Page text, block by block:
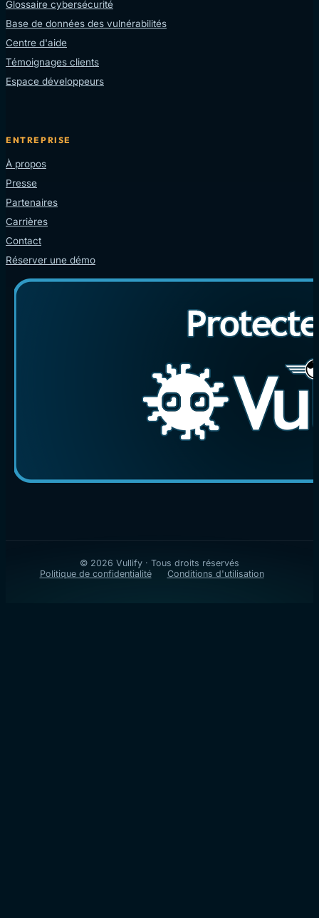
Glossaire cybersécurité
Base de données des vulnérabilités
Centre d'aide
Témoignages clients
Espace développeurs
ENTREPRISE
À propos
Presse
Partenaires
Carrières
Contact
Réserver une démo
© 2026 Vullify · Tous droits réservés
Politique de confidentialité
Conditions d'utilisation